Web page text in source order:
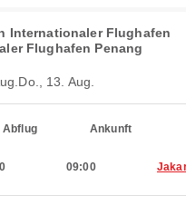
Internationaler Flughafen
Flughafen Penang
Do., 13. Aug.
Abflug Ankunft
09:00